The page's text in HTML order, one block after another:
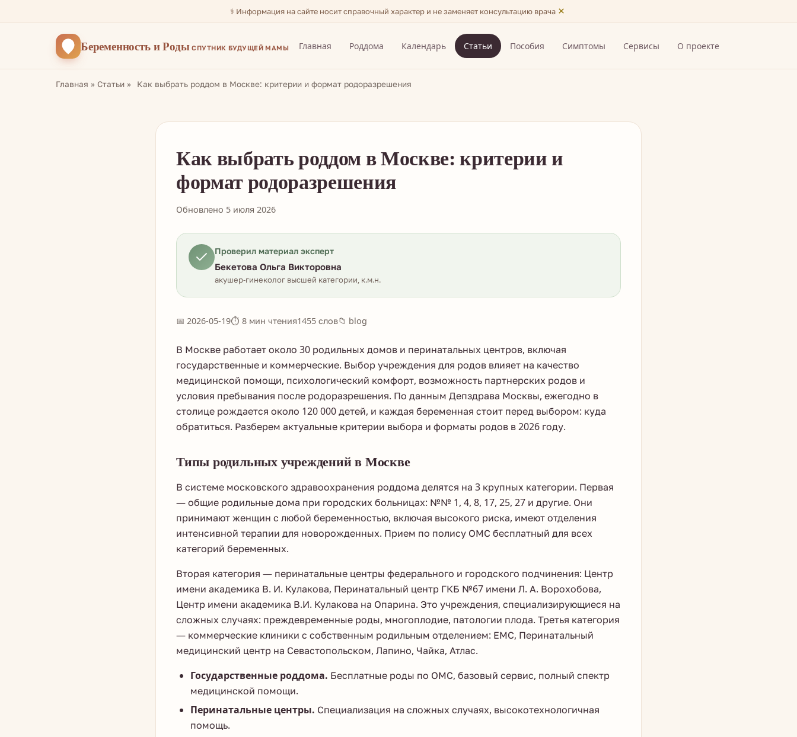
⚕️ Информация на сайте носит справочный характер и не заменяет консультацию врача ×
Беременностьи Роды СПУТНИК БУДУЩЕЙ МАМЫ Главная Роддома Календарь Статьи Пособия Симптомы Сервисы О проекте
Главная » Статьи » Как выбрать роддом в Москве: критерии и формат родоразрешения
Как выбрать роддом в Москве: критерии и
формат родоразрешения
Обновлено 5 июля 2026
Проверил материал эксперт
Бекетова Ольга Викторовна
акушер-гинеколог высшей категории, к.м.н.
📅 2026-05-19⏱ 8 мин чтения1455 слов📁 blog
В Москве работает около 30 родильных домов и перинатальных центров, включая
государственные и коммерческие. Выбор учреждения для родов влияет на качество
медицинской помощи, психологический комфорт, возможность партнерских родов и
условия пребывания после родоразрешения. По данным Депздрава Москвы, ежегодно в
столице рождается около 120 000 детей, и каждая беременная стоит перед выбором: куда
обратиться. Разберем актуальные критерии выбора и форматы родов в 2026 году.
Типы родильных учреждений в Москве
В системе московского здравоохранения роддома делятся на 3 крупных категории. Первая
— общие родильные дома при городских больницах: №№ 1, 4, 8, 17, 25, 27 и другие. Они
принимают женщин с любой беременностью, включая высокого риска, имеют отделения
интенсивной терапии для новорожденных. Прием по полису ОМС бесплатный для всех
категорий беременных.
Вторая категория — перинатальные центры федерального и городского подчинения: Центр
имени академика В. И. Кулакова, Перинатальный центр ГКБ №67 имени Л. А. Ворохобова,
Центр имени академика В.И. Кулакова на Опарина. Это учреждения, специализирующиеся на
сложных случаях: преждевременные роды, многоплодие, патологии плода. Третья категория
— коммерческие клиники с собственным родильным отделением: ЕМС, Перинатальный
медицинский центр на Севастопольском, Лапино, Чайка, Атлас.
Государственные роддома. Бесплатные роды по ОМС, базовый сервис, полный спектр
медицинской помощи.
Перинатальные центры. Специализация на сложных случаях, высокотехнологичная
помощь.